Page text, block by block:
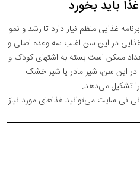
غذایی منظم نیاز دارد تا رشد و نمو
در این سن اغلب سه وعده اصلی و
ممکن است بسته به اشتهای کودک و
این سن، شیر مادر یا شیر خشک
تشکیل می‌دهد.
غذایی کودک ۸ ماهه نی نی سایت می‌توانید غذاهای مورد نیاز